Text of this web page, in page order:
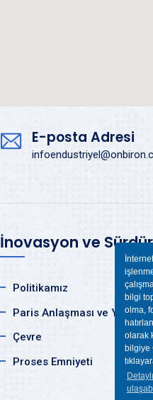
bilgi
olma,
olarak
bilgiye
E-posta Adresi
İnovasyon ve
Politikamız
Paris Anlaşması ve Yeşil
Çevre
Proses Emniyeti